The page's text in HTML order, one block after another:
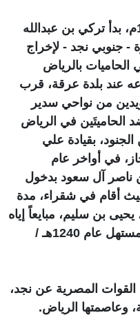
وفي رمضان عام 1238هـ / 1823م، بدأ تركي بن عبدالله
- جنوبي نجد - لإخراج
الحاميات بالرياض
عند بلدة عرقة، قرب
من نواحي سدير
الحاميتَين في الرياض
بقيادة علي
في أواخر عام
بن ناصر آل سعود بدخول
أقام في شقراء، مدة
بن سليم، مبايعاً إياه
على السمع والطاعة، وذلك في مستهل عام 1240هـ /
القوات المصرية عن نجد،
وعاصمتها الرياض.